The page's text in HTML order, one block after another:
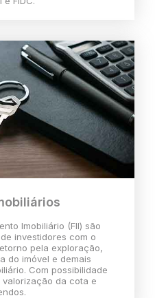
Imobiliário (FII) são
investidores com o
pela exploração,
do imóvel e demais
Com possibilidade
da cota e